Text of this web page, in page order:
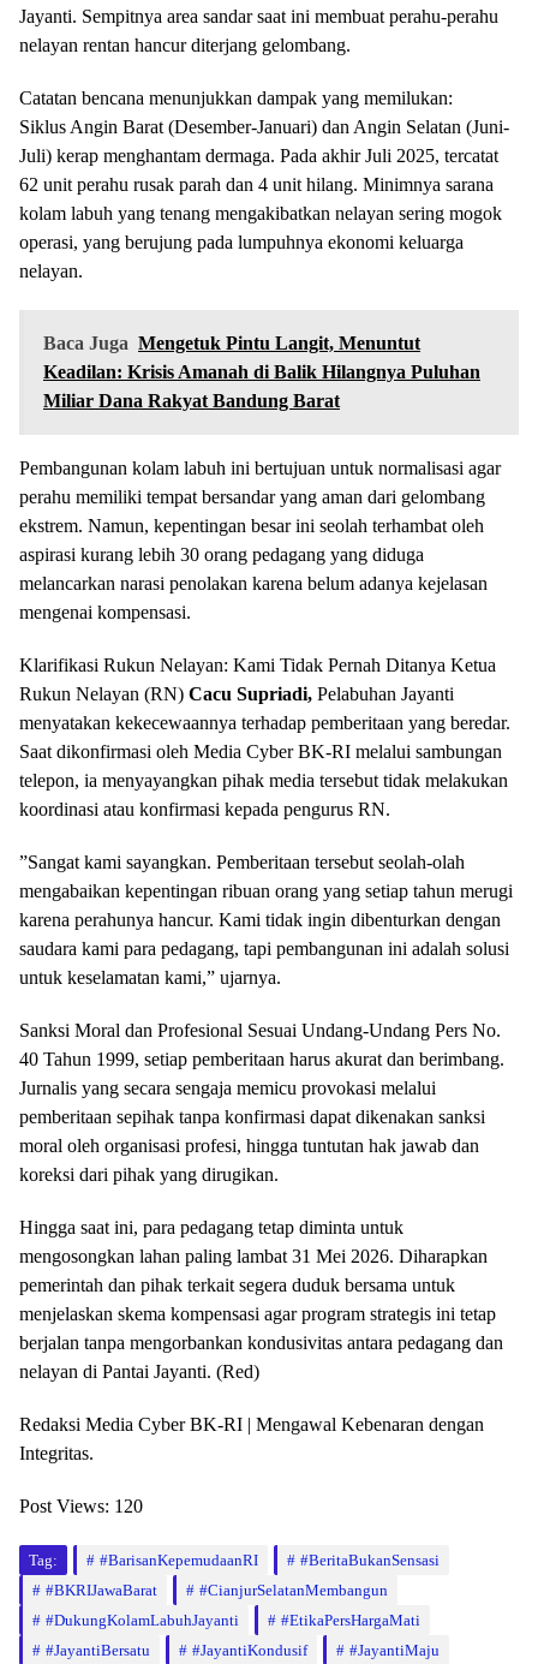
Jayanti. Sempitnya area sandar saat ini membuat perahu-perahu
nelayan rentan hancur diterjang gelombang.
​Catatan bencana menunjukkan dampak yang memilukan:
​Siklus Angin Barat (Desember-Januari) dan Angin Selatan (Juni-
Juli) kerap menghantam dermaga. ​Pada akhir Juli 2025, tercatat
62 unit perahu rusak parah dan 4 unit hilang. ​Minimnya sarana
kolam labuh yang tenang mengakibatkan nelayan sering mogok
operasi, yang berujung pada lumpuhnya ekonomi keluarga
nelayan.
Baca Juga Mengetuk Pintu Langit, Menuntut
Keadilan: Krisis Amanah di Balik Hilangnya Puluhan
Miliar Dana Rakyat Bandung Barat
​Pembangunan kolam labuh ini bertujuan untuk normalisasi agar
perahu memiliki tempat bersandar yang aman dari gelombang
ekstrem. Namun, kepentingan besar ini seolah terhambat oleh
aspirasi kurang lebih 30 orang pedagang yang diduga
melancarkan narasi penolakan karena belum adanya kejelasan
mengenai kompensasi.
​Klarifikasi Rukun Nelayan: Kami Tidak Pernah Ditanya ​Ketua
Rukun Nelayan (RN) Cacu Supriadi, Pelabuhan Jayanti
menyatakan kekecewaannya terhadap pemberitaan yang beredar.
Saat dikonfirmasi oleh Media Cyber BK-RI melalui sambungan
telepon, ia menyayangkan pihak media tersebut tidak melakukan
koordinasi atau konfirmasi kepada pengurus RN.
​”Sangat kami sayangkan. Pemberitaan tersebut seolah-olah
mengabaikan kepentingan ribuan orang yang setiap tahun merugi
karena perahunya hancur. Kami tidak ingin dibenturkan dengan
saudara kami para pedagang, tapi pembangunan ini adalah solusi
untuk keselamatan kami,” ujarnya.
​Sanksi Moral dan Profesional ​Sesuai Undang-Undang Pers No.
40 Tahun 1999, setiap pemberitaan harus akurat dan berimbang.
Jurnalis yang secara sengaja memicu provokasi melalui
pemberitaan sepihak tanpa konfirmasi dapat dikenakan sanksi
moral oleh organisasi profesi, hingga tuntutan hak jawab dan
koreksi dari pihak yang dirugikan.
​Hingga saat ini, para pedagang tetap diminta untuk
mengosongkan lahan paling lambat 31 Mei 2026. Diharapkan
pemerintah dan pihak terkait segera duduk bersama untuk
menjelaskan skema kompensasi agar program strategis ini tetap
berjalan tanpa mengorbankan kondusivitas antara pedagang dan
nelayan di Pantai Jayanti. (Red)
​Redaksi Media Cyber BK-RI | Mengawal Kebenaran dengan
Integritas.
Post Views: 120
Tag: #BarisanKepemudaanRI
​#BeritaBukanSensasi
#BKRIJawaBarat
#CianjurSelatanMembangun
​#DukungKolamLabuhJayanti
​#EtikaPersHargaMati
​#JayantiBersatu​
​#JayantiKondusif ​#JayantiMaju​